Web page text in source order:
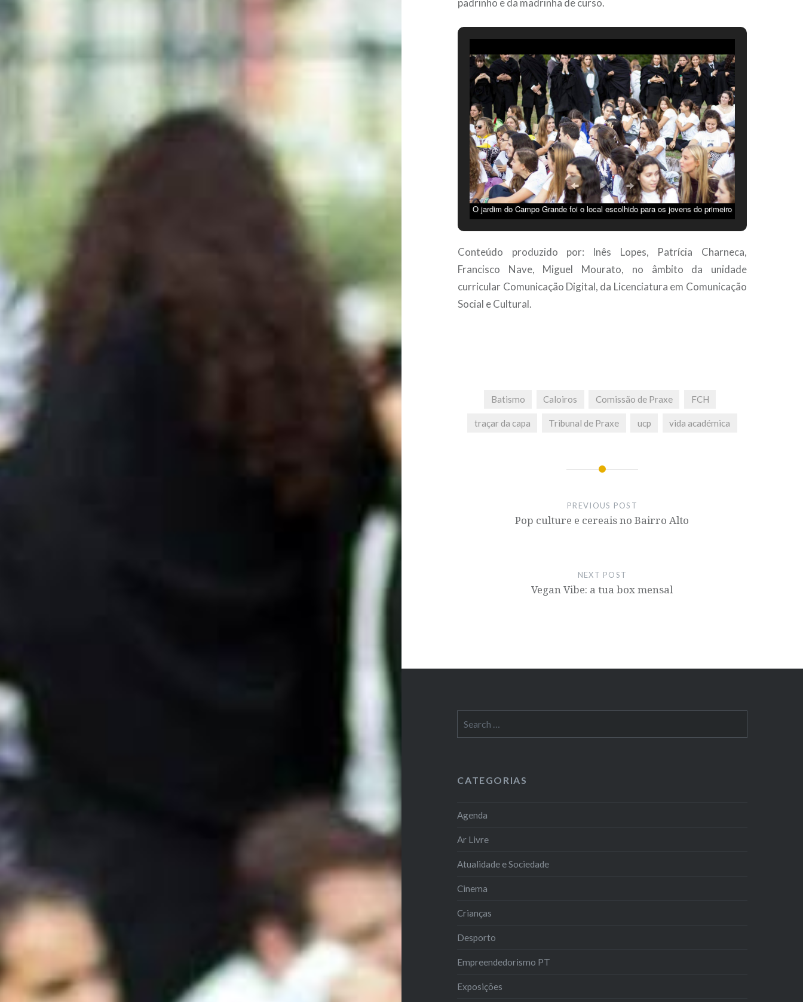
padrinho e da madrinha de curso.
O jardim do Campo Grande foi o local escolhido para os jovens do primeiro
Comissão de Praxe- FCH
Conteúdo produzido por: Inês Lopes, Patrícia Charneca,
Francisco Nave, Miguel Mourato, no âmbito da unidade
curricular Comunicação Digital, da Licenciatura em Comunicação
Social e Cultural.
Batismo Caloiros Comissão de Praxe FCH
traçar da capa Tribunal de Praxe ucp vida académica
Post
PREVIOUS POST
Pop culture e cereais no Bairro Alto
NEXT POST
Vegan Vibe: a tua box mensal
for:
CATEGORIAS
Agenda
Ar Livre
Atualidade e Sociedade
Cinema
Crianças
Desporto
Empreendedorismo PT
Exposições